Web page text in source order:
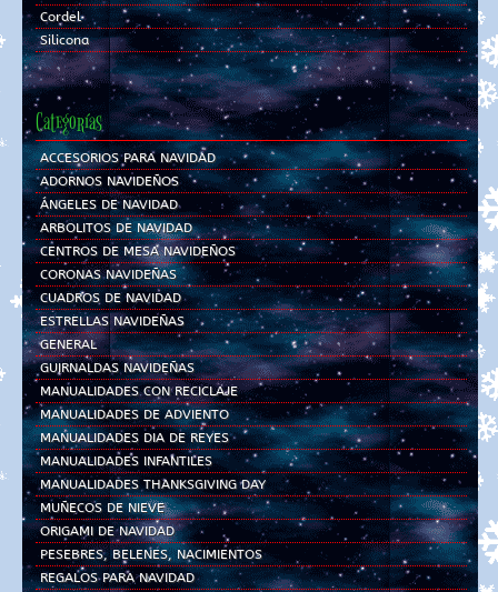
Cordel
Silicona
Categorías
ACCESORIOS PARA NAVIDAD
ADORNOS NAVIDEÑOS
ÁNGELES DE NAVIDAD
ARBOLITOS DE NAVIDAD
CENTROS DE MESA NAVIDEÑOS
CORONAS NAVIDEÑAS
CUADROS DE NAVIDAD
ESTRELLAS NAVIDEÑAS
GENERAL
GUIRNALDAS NAVIDEÑAS
MANUALIDADES CON RECICLAJE
MANUALIDADES DE ADVIENTO
MANUALIDADES DIA DE REYES
MANUALIDADES INFANTILES
MANUALIDADES THANKSGIVING DAY
MUÑECOS DE NIEVE
ORIGAMI DE NAVIDAD
PESEBRES, BELENES, NACIMIENTOS
REGALOS PARA NAVIDAD